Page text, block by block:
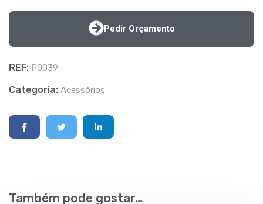
Pedir Orçamento
REF: P0039
Categoria: Acessórios
Também pode gostar…